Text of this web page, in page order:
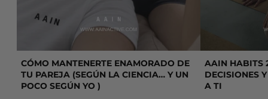
CÓMO MANTENERTE ENAMORADO DE
TU PAREJA (SEGÚN LA CIENCIA… Y UN
POCO SEGÚN YO )
AAIN HABITS
DECISIONES
A TI